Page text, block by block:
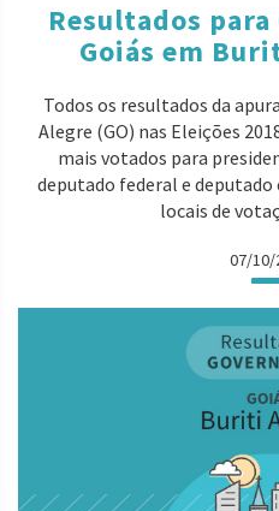
Resultados
Goiás em
Todos os resultados da
Alegre (GO) nas Eleições
mais votados para
deputado federal e
locais de
07/10/